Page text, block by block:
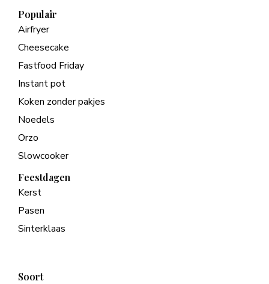
Populair
Airfryer
Cheesecake
Fastfood Friday
Instant pot
Koken zonder pakjes
Noedels
Orzo
Slowcooker
Feestdagen
Kerst
Pasen
Sinterklaas
Soort